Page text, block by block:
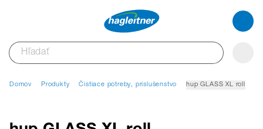
Domov Produkty Čistiace potreby, príslušenstvo hup GLASS XL roll